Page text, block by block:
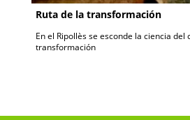
Ruta de la transformación
En el Ripollès se esconde la ciencia del
transformación